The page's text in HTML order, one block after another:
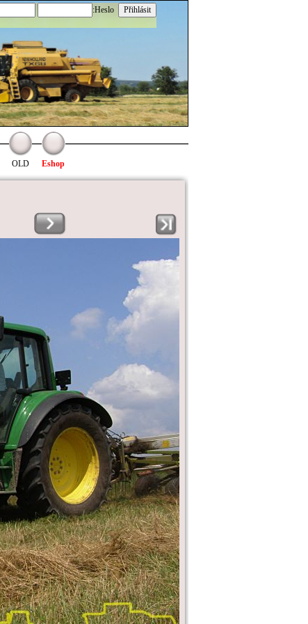
:Heslo
OLD Eshop